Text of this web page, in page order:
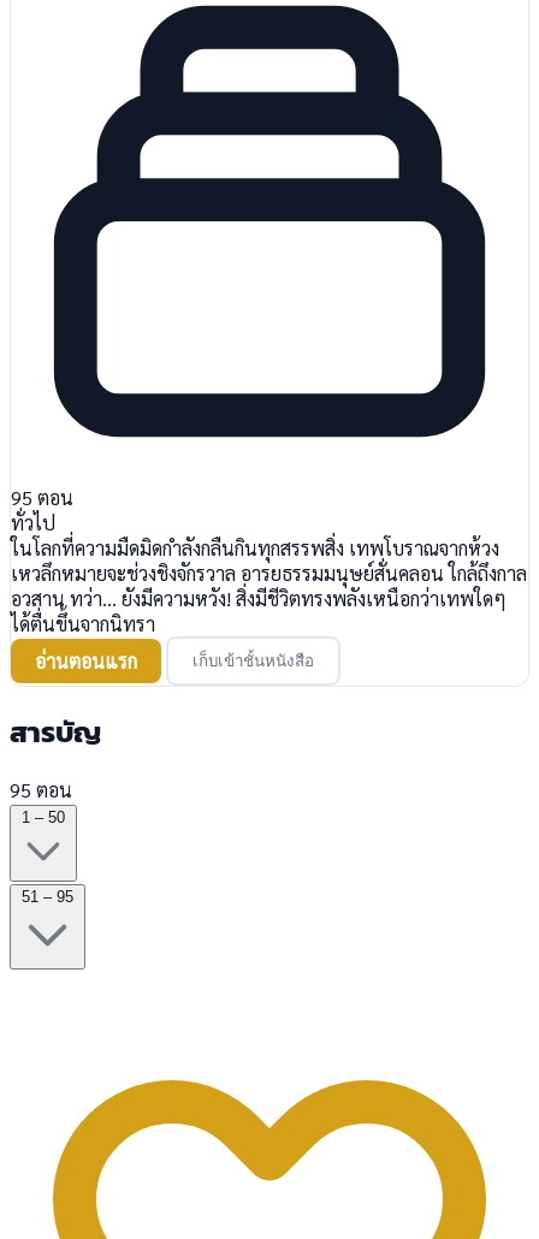
95 ตอน
ทั่วไป
ในโลกที่ความมืดมิดกำลังกลืนกินทุกสรรพสิ่ง เทพโบราณจากห้วง
เหวลึกหมายจะช่วงชิงจักรวาล อารยธรรมมนุษย์สั่นคลอน ใกล้ถึงกาล
อวสาน ทว่า... ยังมีความหวัง! สิ่งมีชีวิตทรงพลังเหนือกว่าเทพใดๆ
ได้ตื่นขึ้นจากนิทรา
อ่านตอนแรก
เก็บเข้าชั้นหนังสือ
สารบัญ
95 ตอน
1 – 50
51 – 95